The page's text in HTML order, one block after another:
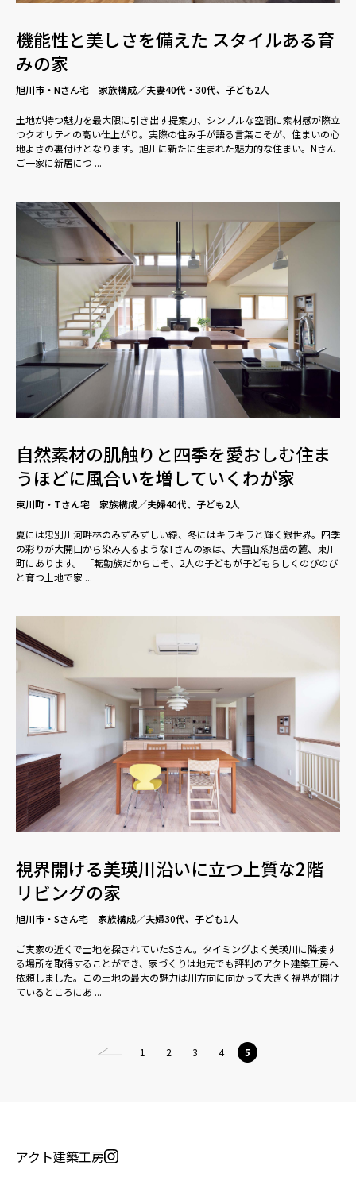
機能性と美しさを備えた スタイルある育
みの家
旭川市・Nさん宅 家族構成／夫妻40代・30代、子ども2人
土地が持つ魅力を最大限に引き出す提案力、シンプルな空間に素材感が際立
つクオリティの高い仕上がり。実際の住み手が語る言葉こそが、住まいの心
地よさの裏付けとなります。旭川に新たに生まれた魅力的な住まい。Nさん
ご一家に新居につ ...
自然素材の肌触りと四季を愛おしむ住ま
うほどに風合いを増していくわが家
東川町・Tさん宅 家族構成／夫婦40代、子ども2人
夏には忠別川河畔林のみずみずしい緑、冬にはキラキラと輝く銀世界。四季
の彩りが大開口から染み入るようなTさんの家は、大雪山系旭岳の麓、東川
町にあります。 「転勤族だからこそ、2人の子どもが子どもらしくのびのび
と育つ土地で家 ...
視界開ける美瑛川沿いに立つ上質な2階
リビングの家
旭川市・Sさん宅 家族構成／夫婦30代、子ども1人
ご実家の近くで土地を探されていたSさん。タイミングよく美瑛川に隣接す
る場所を取得することができ、家づくりは地元でも評判のアクト建築工房へ
依頼しました。この土地の最大の魅力は川方向に向かって大きく視界が開け
ているところにあ ...
1 2 3 4 5
アクト建築工房